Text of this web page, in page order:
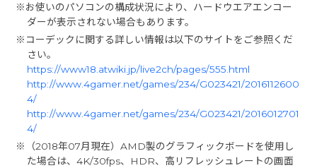
※お使いのパソコンの構成状況により、ハードウエアエンコー
ダーが表示されない場合もあります。
※コーデックに関する詳しい情報は以下のサイトをご参照くだ
さい。
https://www18.atwiki.jp/live2ch/pages/555.html
http://www.4gamer.net/games/234/G023421/2016112600
4/
http://www.4gamer.net/games/234/G023421/2016012701
4/
※（2018年07月現在）AMD製のグラフィックボードを使用し
た場合は、4K/30fps、HDR、高リフレッシュレートの画面